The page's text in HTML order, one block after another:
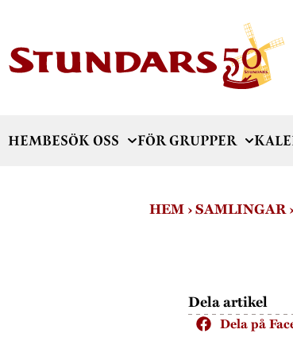
HEMBESÖK OSS FÖR GRUPPER
HEM›SAMLINGAR
Dela artikel
Dela på